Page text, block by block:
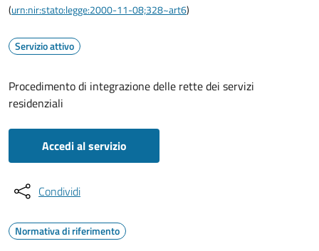
(urn:nir:stato:legge:2000-11-08;328~art6)
Servizio attivo
Procedimento di integrazione delle rette dei servizi
residenziali
Accedi al servizio
Condividi
Normativa di riferimento